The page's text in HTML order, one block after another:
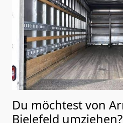
Du möchtest von
Bielefeld